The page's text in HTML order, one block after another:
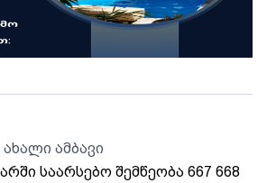
ახალი ამბავი
საარსებო შემწეობა 667 668